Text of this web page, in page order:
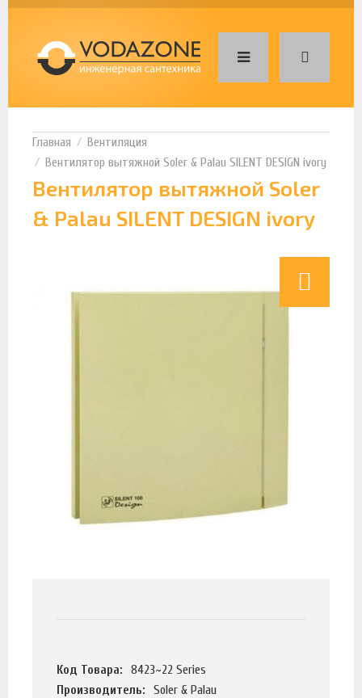
Вентиляция
Вентилятор вытяжной Soler & Palau SILENT DESIGN ivory
Вентилятор вытяжной Soler
& Palau SILENT DESIGN ivory
Код Товара:
8423~22 Series
Производитель:
Soler & Palau